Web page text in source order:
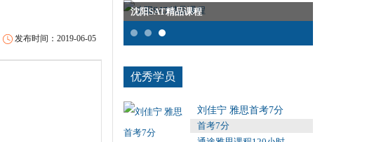
发布时间：2019-06-05
沈阳SAT精品课程
优秀学员
刘佳宁 雅思首考7分
首考7分